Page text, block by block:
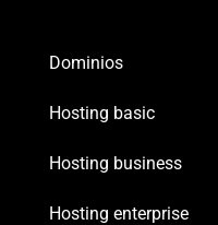
Dominios
Hosting basic
Hosting business
Hosting enterprise